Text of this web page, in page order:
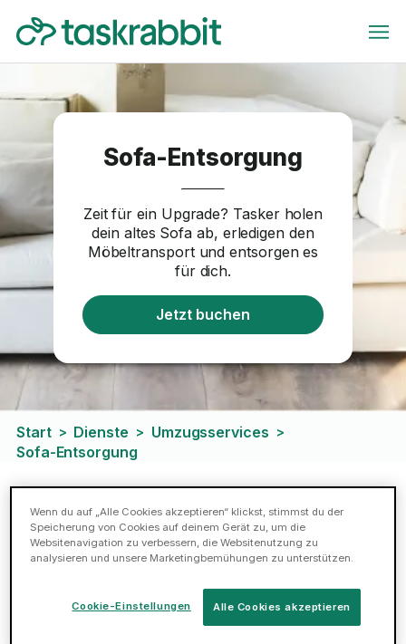
Sofa-Entsorgung
Zeit für ein Upgrade? Tasker holen
dein altes Sofa ab, erledigen den
Möbeltransport und entsorgen es
für dich.
Jetzt buchen
Start > Dienste > Umzugsservices >
Sofa-Entsorgung
Hilfe bei der Sofaentsorgung
Wenn du auf „Alle Cookies akzeptieren“ klickst, stimmst du der
Speicherung von Cookies auf deinem Gerät zu, um die
Websitenavigation zu verbessern, die Websitenutzung zu
analysieren und unsere Marketingbemühungen zu unterstützen.
Alle Cookies akzeptieren
Cookie-Einstellungen